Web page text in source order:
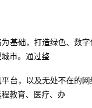
基础，打造绿色、数
市。通过整
台，以及无处不在的
教育、医疗、办